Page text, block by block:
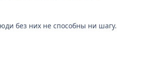
без них не способны ни шагу.